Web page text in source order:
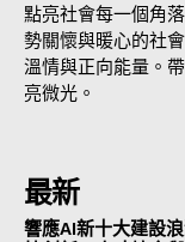
點亮社會每一個角
勢關懷與暖心的社
溫情與正向能量。
亮微光。
最新
響應AI新十大建設